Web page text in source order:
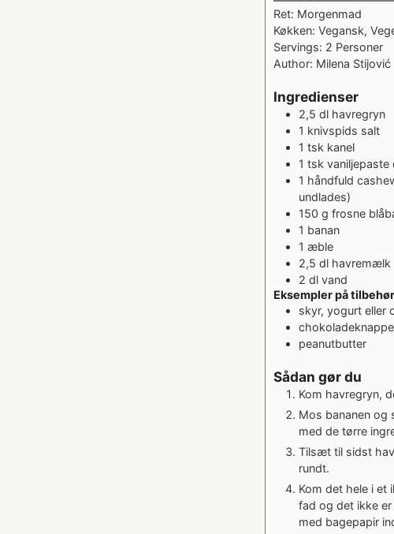
Ret: Morgenmad
Køkken: Vegansk,
Servings: 2 Personer
Author: Milena Stijović
Ingredienser
2,5 dl havregryn
1 knivspids salt
1 tsk kanel
1 tsk vaniljepaste
1 håndfuld
undlades)
150 g frosne
1 banan
1 æble
2,5 dl havremælk
2 dl vand
Eksempler på tilbehør
skyr, yogurt eller
peanutbutter
Sådan gør du
Kom havregryn,
Mos bananen
med de tørre
Tilsæt til sidst
rundt.
Kom det hele i et
fad og det ikke
med bagepapir